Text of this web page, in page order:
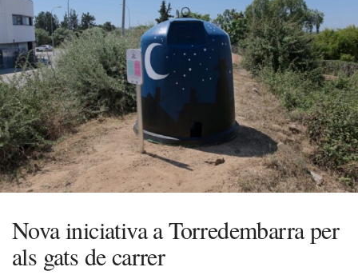
Nova iniciativa a Torredembarra per
als gats de carrer